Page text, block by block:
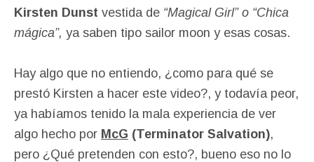
Kirsten Dunst vestida de “Magical Girl” o “Chica
mágica”, ya saben tipo sailor moon y esas cosas.
Hay algo que no entiendo, ¿como para qué se
prestó Kirsten a hacer este video?, y todavía peor,
ya habíamos tenido la mala experiencia de ver
algo hecho por McG (Terminator Salvation),
pero ¿Qué pretenden con esto?, bueno eso no lo